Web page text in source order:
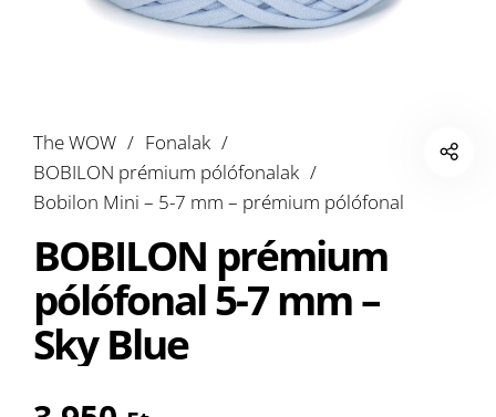
The WOW / Fonalak /
BOBILON prémium pólófonalak /
Bobilon Mini – 5-7 mm – prémium pólófonal
BOBILON prémium
pólófonal 5-7 mm –
Sky Blue